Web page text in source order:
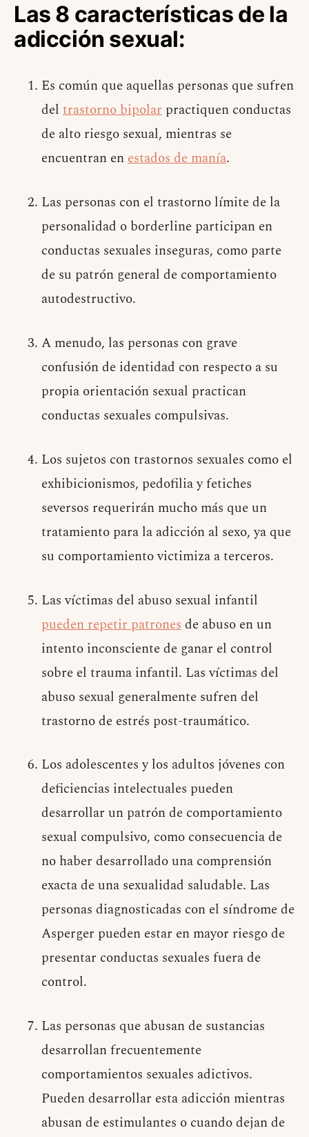
Las 8 características de la
adicción sexual:
Es común que aquellas personas que sufren
del trastorno bipolar practiquen conductas
de alto riesgo sexual, mientras se
encuentran enestados de manía.
Las personas con el trastorno límite de la
personalidad o borderline participan en
conductas sexuales inseguras, como parte
de su patrón general de comportamiento
autodestructivo.
A menudo, las personas con grave
confusión de identidad con respecto a su
propia orientación sexual practican
conductas sexuales compulsivas.
Los sujetos con trastornos sexuales como el
exhibicionismos, pedofilia y fetiches
seversos requerirán mucho más que un
tratamiento para la adicción al sexo, ya que
su comportamiento victimiza a terceros.
Las víctimas del abuso sexual infantil
pueden repetir patronesde abuso en un
intento inconsciente de ganar el control
sobre el trauma infantil. Las víctimas del
abuso sexual generalmente sufren del
trastorno de estrés post-traumático.
Los adolescentes y los adultos jóvenes con
deficiencias intelectuales pueden
desarrollar un patrón de comportamiento
sexual compulsivo, como consecuencia de
no haber desarrollado una comprensión
exacta de una sexualidad saludable. Las
personas diagnosticadas con el síndrome de
Asperger pueden estar en mayor riesgo de
presentar conductas sexuales fuera de
control.
Las personas que abusan de sustancias
desarrollan frecuentemente
comportamientos sexuales adictivos.
Pueden desarrollar esta adicción mientras
abusan de estimulantes o cuando dejan de